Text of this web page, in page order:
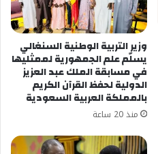
وزير التربية الوطنية السنغالي
يسلّم علم الجمهورية لممثليها
في مسابقة الملك عبد العزيز
الدولية لحفظ القرآن الكريم
بالمملكة العربية السعودية
منذ 20 ساعة